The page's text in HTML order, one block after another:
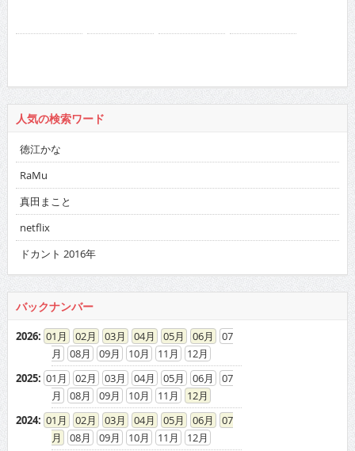
人気の検索ワード
徳江かな
RaMu
真田まこと
netflix
ドカント 2016年
バックナンバー
2026: 01 02 03 04 05 06
07
08
09 10 11
12
2025: 01 02 03 04 05 06
07
08
09 10 11
12
2024: 01 02 03 04 05 06
07
08
09 10 11
12